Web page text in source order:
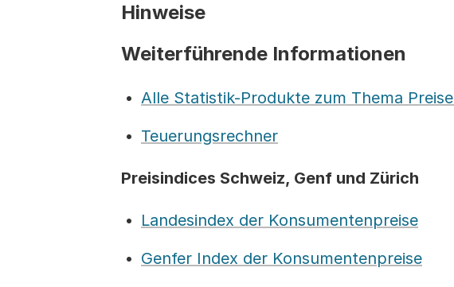
Hinweise
Weiterführende Informationen
Alle Statistik-Produkte zum Thema Preise
Teuerungsrechner
Preisindices Schweiz, Genf und Zürich
Landesindex der Konsumentenpreise
Genfer Index der Konsumentenpreise